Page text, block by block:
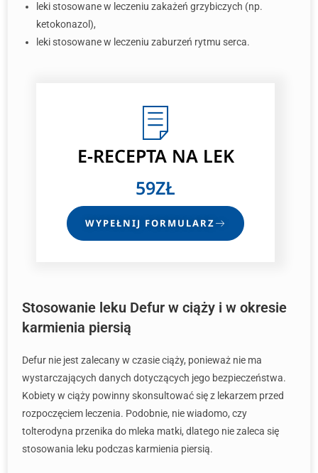
leki stosowane w leczeniu zakażeń grzybiczych (np.
ketokonazol),
leki stosowane w leczeniu zaburzeń rytmu serca.
E-RECEPTA NA LEK
59ZŁ
WYPEŁNIJ FORMULARZ
Stosowanie leku Defur w ciąży i w okresie
karmienia piersią
Defur nie jest zalecany w czasie ciąży, ponieważ nie ma
wystarczających danych dotyczących jego bezpieczeństwa.
Kobiety w ciąży powinny skonsultować się z lekarzem przed
rozpoczęciem leczenia. Podobnie, nie wiadomo, czy
tolterodyna przenika do mleka matki, dlatego nie zaleca się
stosowania leku podczas karmienia piersią.